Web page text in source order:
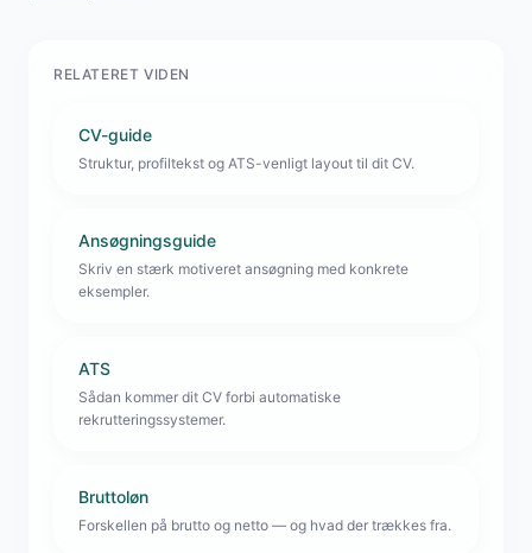
RELATERET VIDEN
CV-guide
Struktur, profiltekst og ATS-venligt layout til dit CV.
Ansøgningsguide
Skriv en stærk motiveret ansøgning med konkrete
eksempler.
ATS
Sådan kommer dit CV forbi automatiske
rekrutteringssystemer.
Bruttoløn
Forskellen på brutto og netto — og hvad der trækkes fra.